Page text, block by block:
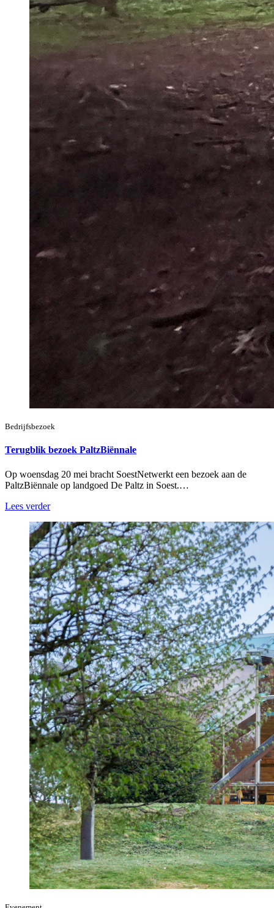
Bedrijfsbezoek
Terugblik bezoek PaltzBiënnale
Op woensdag 20 mei bracht SoestNetwerkt een bezoek aan de
PaltzBiënnale op landgoed De Paltz in Soest.…
Lees verder